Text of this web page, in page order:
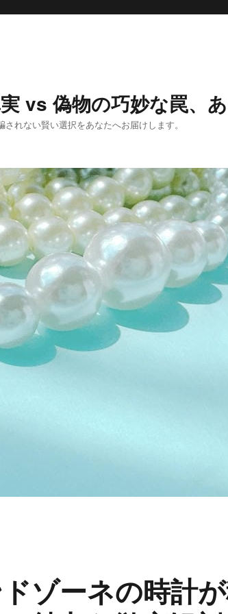
vs 偽物の巧妙な罠、
れない賢い選択をあなたへお届けします。
ゾーネの時計